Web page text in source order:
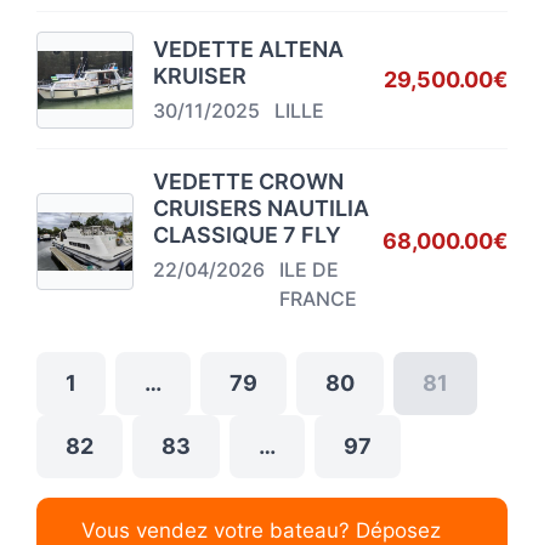
VEDETTE ALTENA
KRUISER
30/11/2025 LILLE
29,500.00€
VEDETTE CROWN
CRUISERS NAUTILIA
CLASSIQUE 7 FLY
22/04/2026
ILE DE
FRANCE
68,000.00€
1 … 79 80 81
82 83 … 97
Vous vendez votre bateau? Déposez